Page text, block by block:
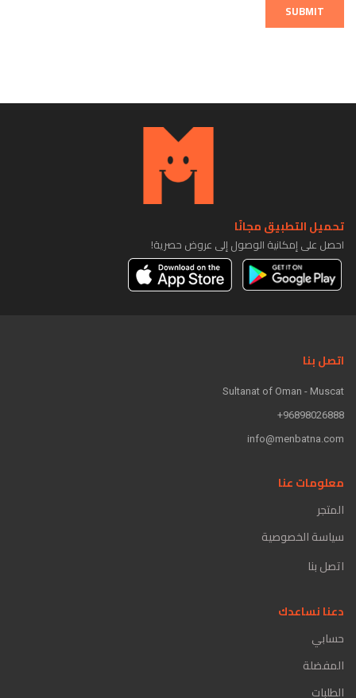
SUBMIT
تحميل التطبيق مجانًا
احصل على إمكانية الوصول إلى عروض حصرية!
اتصل بنا
Sultanat of Oman - Muscat
96898026888+
info@menbatna.com
معلومات عنا
المتجر
سياسة الخصوصية
اتصل بنا
دعنا نساعدك
حسابي
المفضلة
الطلبات